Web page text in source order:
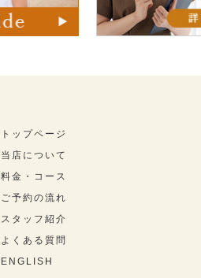
トップページ
当店について
料金・コース
ご予約の流れ
スタッフ紹介
よくある質問
ENGLISH